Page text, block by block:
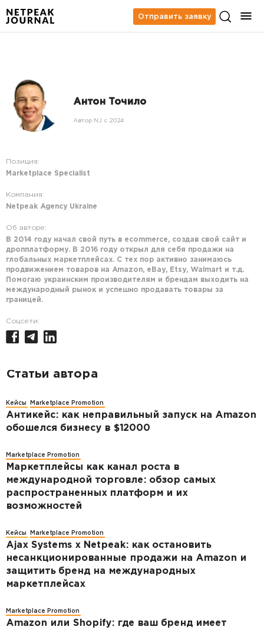
Отправить заявку
Антон Точило
Автор NJ c 2024
Позиция:
Marketplace Specialist
Компания:
Netpeak Agency Ukraine
Об авторе:
В 2014 году начал свой путь в ecommerce, создав свой сайт и
дропплатформу. В 2016 году открыл для себя продажи на
глобальных маркетплейсах. С тех пор активно занимаюсь
продвижением товаров на Amazon, eBay, Etsy, Walmart и т.д.
Помогаю украинским производителям и брендам выходить на
международный рынок и успешно продавать товары за
границей.
Соцсети:
Статьи автора
Кейсы Marketplace Promotion
Антикейс: как неправильный запуск на Amazon
обошелся бизнесу в $12000
Marketplace Promotion
Маркетплейсы как канал роста в
международной торговле: обзор самых
распространенных платформ и их
возможностей
Кейсы Marketplace Promotion
Ajax Systems x Netpeak: как остановить
несанкционированные продажи на Amazon и
защитить бренд на международных
маркетплейсах
Marketplace Promotion
Amazon или Shopify: где ваш бренд имеет